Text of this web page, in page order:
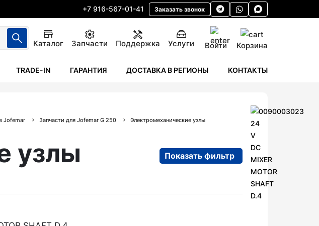
+7 916-567-01-41 Заказать звонок
Каталог Запчасти Поддержка Услуги Войти Корзина
TRADE-IN ГАРАНТИЯ ДОСТАВКА В РЕГИОНЫ КОНТАКТЫ
Jofemar Запчасти для Jofemar G 250 Электромеханические узлы
узлы Показать фильтр